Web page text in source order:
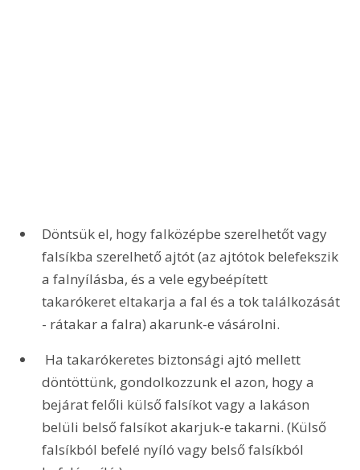
Döntsük el, hogy falközépbe szerelhetőt vagy
falsíkba szerelhető ajtót (az ajtótok belefekszik
a falnyílásba, és a vele egybeépített
takarókeret eltakarja a fal és a tok találkozását
- rátakar a falra) akarunk-e vásárolni.
döntöttünk, gondolkozzunk el azon, hogy a
bejárat felőli külső falsíkot vagy a lakáson
belüli belső falsíkot akarjuk-e takarni. (Külső
falsíkból befelé nyíló vagy belső falsíkból